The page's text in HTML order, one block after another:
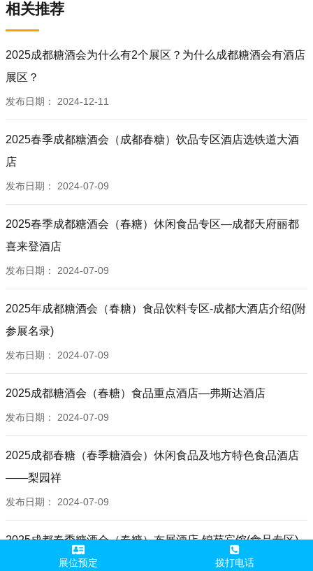
相关推荐
2025成都糖酒会为什么有2个展区？为什么成都糖酒会有酒店
展区？
发布日期： 2024-12-11
2025春季成都糖酒会（成都春糖）饮品专区酒店选铁道大酒
店
发布日期： 2024-07-09
2025春季成都糖酒会（春糖）休闲食品专区—成都天府丽都
喜来登酒店
发布日期： 2024-07-09
2025年成都糖酒会（春糖）食品饮料专区-成都大酒店介绍(附
参展名录)
发布日期： 2024-07-09
2025成都糖酒会（春糖）食品重点酒店—弗斯达酒店
发布日期： 2024-07-09
2025成都春糖（春季糖酒会）休闲食品及地方特色食品酒店
——梨园祥
发布日期： 2024-07-09
2025成都春季糖酒会（春糖）布展酒店-锦苑宾馆(食品专区)
2024-07-09
展位预定 拨打电话